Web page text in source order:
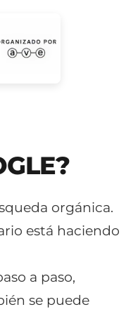
orgánica.
está haciendo
a paso,
se puede